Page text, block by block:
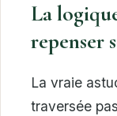
La
repenser
La vraie
traversée